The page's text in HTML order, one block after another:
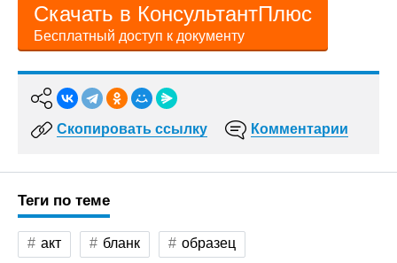
Скачать в КонсультантПлюс
Бесплатный доступ к документу
Скопировать ссылку Комментарии
Теги по теме
акт бланк образец